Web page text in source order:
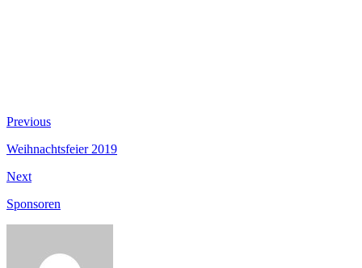
Beitragsnavigation
PreviousPrevious
Weihnachtsfeier 2019
NextNext
Sponsoren